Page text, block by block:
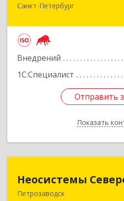
Санкт-Петербург
Внедрений
1С:Специалист
Отправить
Показать
195112, Санкт-
Отправить
Назад
Неосистемы
Петрозаводск185001, Карелия